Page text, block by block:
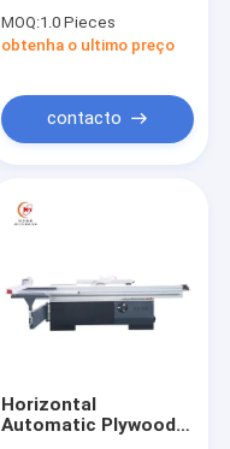
3000mm 3100mm
Sliding Table Saw For
MOQ:1.0 Pieces
obtenha o ultimo preço
contacto
Horizontal
Automatic Plywood